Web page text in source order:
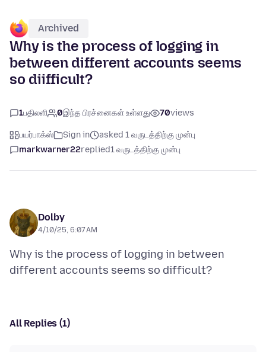
Archived
Why is the process of logging in
between different accounts seems
so diifficult?
1பதிலளி 0இந்த பிரச்னைகள் உள்ளது 70views
பயர்பாக்ஸ் Sign in
asked 1 வருடத்திற்கு முன்பு
markwarner22replied1 வருடத்திற்கு முன்பு
Dolby
4/10/25, 6:07 AM
Why is the process of logging in between
All Replies (1)